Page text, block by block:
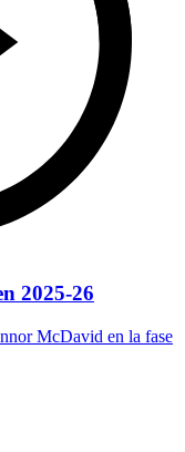
2025-26
McDavid en la fase